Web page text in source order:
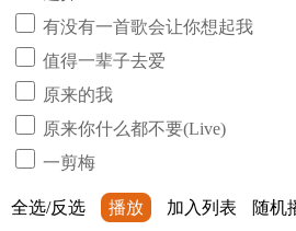
有没有一首歌会让你想起我
值得一辈子去爱
原来的我
原来你什么都不要(Live)
一剪梅
全选/反选 播放 加入列表 随机